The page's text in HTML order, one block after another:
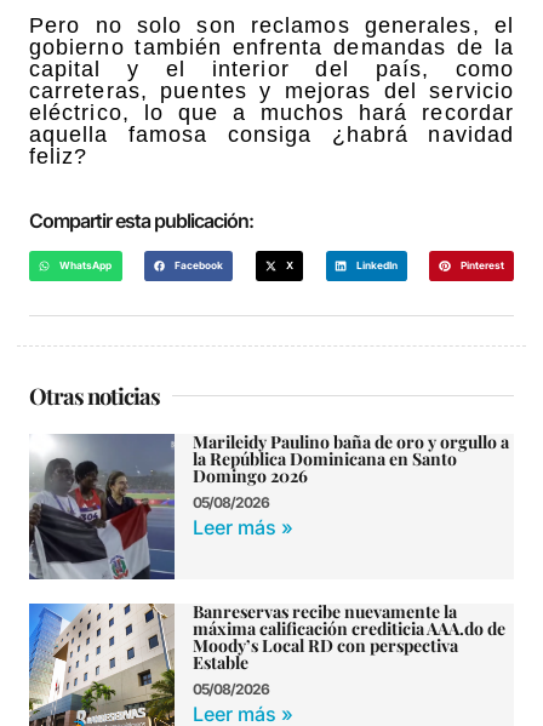
Pero no solo son reclamos generales, el
gobierno también enfrenta demandas de la
capital y el interior del país, como
carreteras, puentes y mejoras del servicio
eléctrico, lo que a muchos hará recordar
aquella famosa consiga ¿habrá navidad
feliz?
Compartir esta publicación:
WhatsApp Facebook X LinkedIn Pinterest
Otras noticias
Marileidy Paulino baña de oro y orgullo a
la República Dominicana en Santo
Domingo 2026
05/08/2026
Leer más »
Banreservas recibe nuevamente la
máxima calificación crediticia AAA.do de
Moody’s Local RD con perspectiva
Estable
05/08/2026
Leer más »